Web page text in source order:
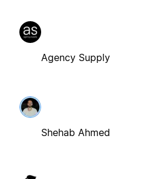
Agency Supply
Shehab Ahmed